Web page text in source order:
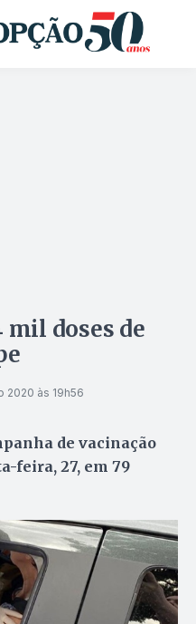
mil doses de
2020 às 19h56
de vacinação
feira, 27, em 79